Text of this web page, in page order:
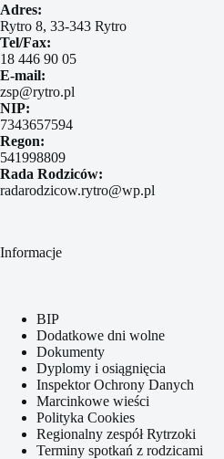
Adres:
Rytro 8, 33-343 Rytro
Tel/Fax:
18 446 90 05
E-mail:
zsp@rytro.pl
NIP:
7343657594
Regon:
541998809
Rada Rodziców:
radarodzicow.rytro@wp.pl
Informacje
BIP
Dodatkowe dni wolne
Dokumenty
Dyplomy i osiągnięcia
Inspektor Ochrony Danych
Marcinkowe wieści
Polityka Cookies
Regionalny zespół Rytrzoki
Terminy spotkań z rodzicami